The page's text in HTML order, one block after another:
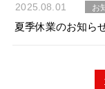
2025.08.01 お
夏季休業のお知ら